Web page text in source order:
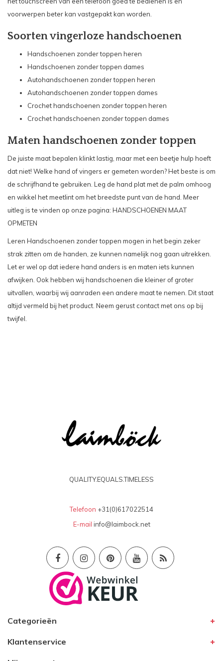
voorwerpen beter kan vastgepakt kan worden.
Soorten vingerloze handschoenen
Handschoenen zonder toppen heren
Handschoenen zonder toppen dames
Autohandschoenen zonder toppen heren
Autohandschoenen zonder toppen dames
Crochet handschoenen zonder toppen heren
Crochet handschoenen zonder toppen dames
Maten handschoenen zonder toppen
De juiste maat bepalen klinkt lastig, maar met een beetje hulp hoeft
dat niet! Welke hand of vingers er gemeten worden? Het beste is om
de schrijfhand te gebruiken. Leg de hand plat met de palm omhoog
en wikkel het meetlint om het breedste punt van de hand. Meer
uitleg is te vinden op onze pagina: HANDSCHOENEN MAAT
OPMETEN
Leren Handschoenen zonder toppen mogen in het begin zeker
strak zitten om de handen, ze kunnen namelijk nog gaan uitrekken.
Let er wel op dat iedere hand anders is en maten iets kunnen
afwijken. Ook hebben wij handschoenen die kleiner of groter
uitvallen, waarbij wij aanraden een andere maat te nemen. Dit staat
altijd vermeld bij het product. Neem gerust contact met ons op bij
twijfel.
QUALITY.EQUALS.TIMELESS
Telefoon +31(0)617022514
E-mail info@laimbock.net
Categorieën
Klantenservice